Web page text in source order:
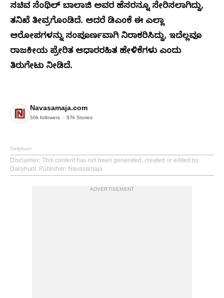
ಸಚಿವ ಸೆಂಥಿಲ್ ಬಾಲಾಜಿ ಅವರ ಹೆಸರನ್ನೂ ಸೇರಿಸಲಾಗಿದ್ದು,
ತನಿಖೆ ತೀವ್ರಗೊಂಡಿದೆ. ಆದರೆ ಡಿಎಂಕೆ ಈ ಎಲ್ಲಾ
ಆರೋಪಗಳನ್ನು ಸಂಪೂರ್ಣವಾಗಿ ನಿರಾಕರಿಸಿದ್ದು, ಇದೆಲ್ಲವೂ
ರಾಜಕೀಯ ಪ್ರೇರಿತ ಆಧಾರರಹಿತ ಹೇಳಿಕೆಗಳು ಎಂದು
ತಿರುಗೇಟು ನೀಡಿದೆ.
Navasamaja.com
50k followers 97k Stories
Dailyhunt
Disclaimer: This content has not been generated, created or edited by
Dailyhunt. Publisher: Navasamaja
ADVERTISEMENT